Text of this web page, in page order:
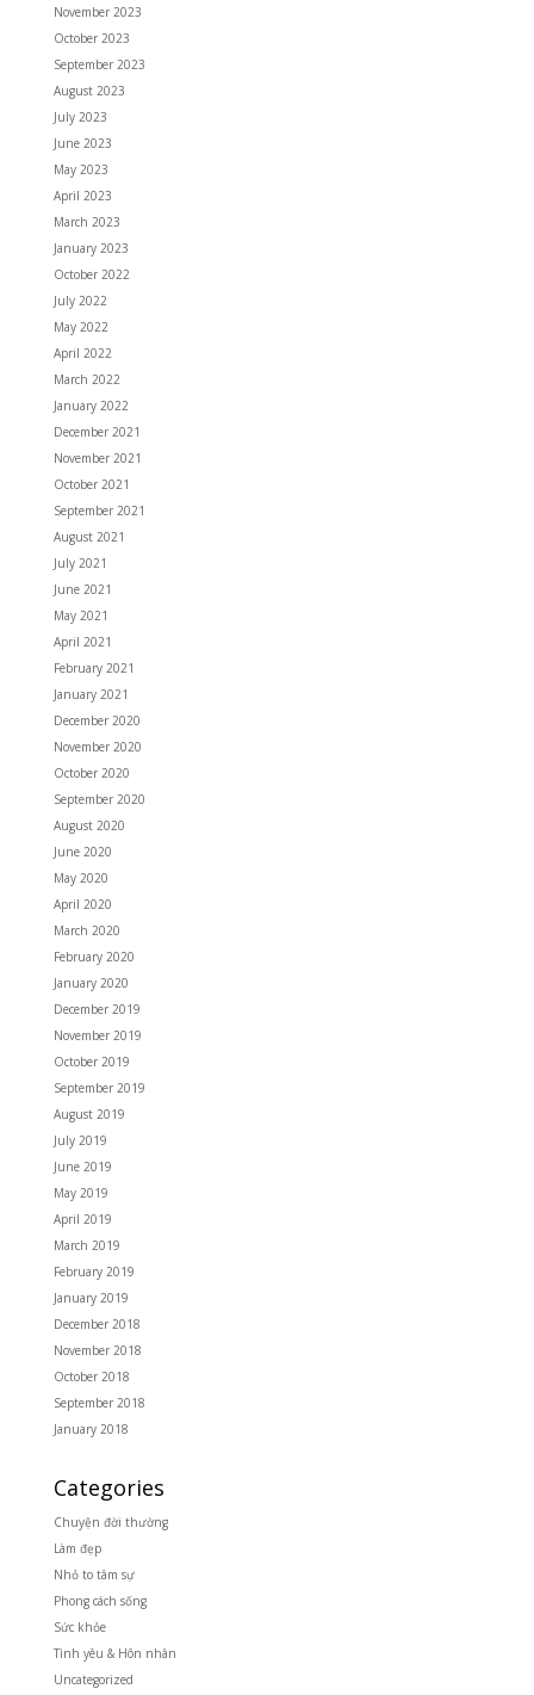
November 2023
October 2023
September 2023
August 2023
July 2023
June 2023
May 2023
April 2023
March 2023
January 2023
October 2022
July 2022
May 2022
April 2022
March 2022
January 2022
December 2021
November 2021
October 2021
September 2021
August 2021
July 2021
June 2021
May 2021
April 2021
February 2021
January 2021
December 2020
November 2020
October 2020
September 2020
August 2020
June 2020
May 2020
April 2020
March 2020
February 2020
January 2020
December 2019
November 2019
October 2019
September 2019
August 2019
July 2019
June 2019
May 2019
April 2019
March 2019
February 2019
January 2019
December 2018
November 2018
October 2018
September 2018
January 2018
Categories
Chuyện đời thường
Làm đẹp
Nhỏ to tâm sự
Phong cách sống
Sức khỏe
Tình yêu & Hôn nhân
Uncategorized